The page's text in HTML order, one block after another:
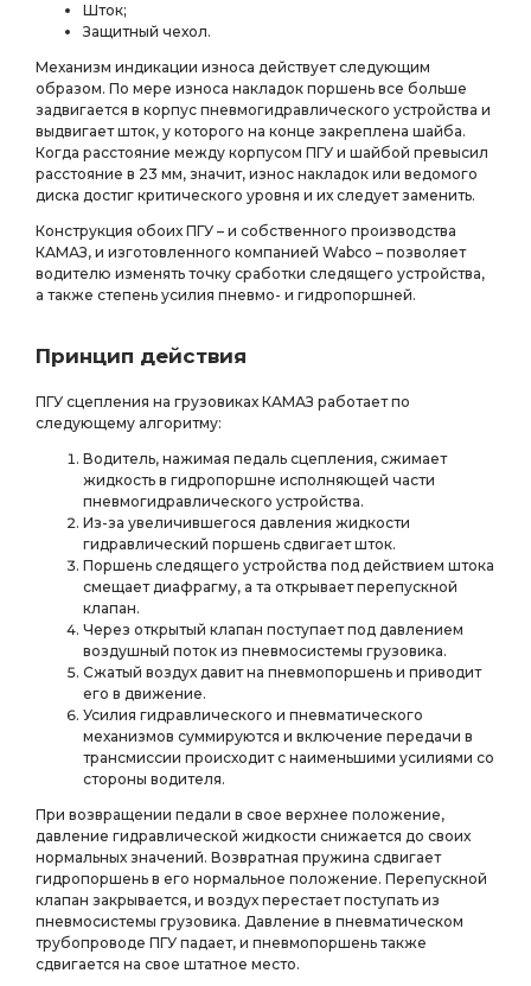
Шток;
Защитный чехол.
Механизм индикации износа действует следующим
образом. По мере износа накладок поршень все больше
задвигается в корпус пневмогидравлического устройства и
выдвигает шток, у которого на конце закреплена шайба.
Когда расстояние между корпусом ПГУ и шайбой превысил
расстояние в 23 мм, значит, износ накладок или ведомого
диска достиг критического уровня и их следует заменить.
Конструкция обоих ПГУ – и собственного производства
КАМАЗ, и изготовленного компанией Wabco – позволяет
водителю изменять точку сработки следящего устройства,
а также степень усилия пневмо- и гидропоршней.
Принцип действия
ПГУ сцепления на грузовиках КАМАЗ работает по
следующему алгоритму:
Водитель, нажимая педаль сцепления, сжимает
жидкость в гидропоршне исполняющей части
пневмогидравлического устройства.
Из-за увеличившегося давления жидкости
гидравлический поршень сдвигает шток.
Поршень следящего устройства под действием штока
смещает диафрагму, а та открывает перепускной
клапан.
Через открытый клапан поступает под давлением
воздушный поток из пневмосистемы грузовика.
Сжатый воздух давит на пневмопоршень и приводит
его в движение.
Усилия гидравлического и пневматического
механизмов суммируются и включение передачи в
трансмиссии происходит с наименьшими усилиями со
стороны водителя.
При возвращении педали в свое верхнее положение,
давление гидравлической жидкости снижается до своих
нормальных значений. Возвратная пружина сдвигает
гидропоршень в его нормальное положение. Перепускной
клапан закрывается, и воздух перестает поступать из
пневмосистемы грузовика. Давление в пневматическом
трубопроводе ПГУ падает, и пневмопоршень также
сдвигается на свое штатное место.